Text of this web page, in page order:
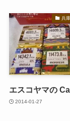
兵
エスコヤマの
2014-01-27